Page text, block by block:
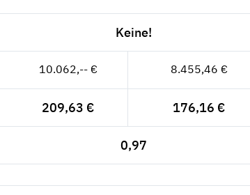
Keine!
10.062,-- € 8.455,46 €
209,63 € 176,16 €
0,97